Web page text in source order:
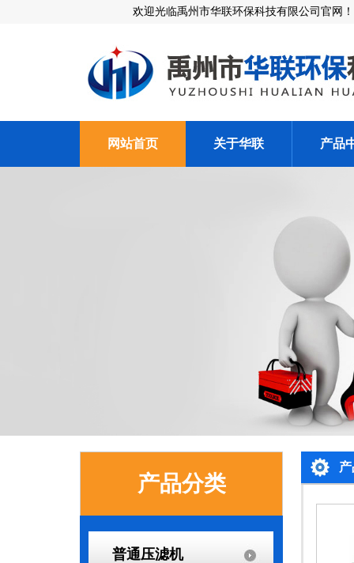
欢迎光临禹州市华联环保科技有限公司官网！
网站首页 关于华联 产品
产品分类
普通压滤机